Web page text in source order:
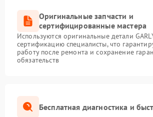
Оригинальные запчасти и
сертифицированные мастера
Используются оригинальные детали
сертификацию специалисты, что
работу после ремонта и сохранение
обязательств
Бесплатная диагностика и